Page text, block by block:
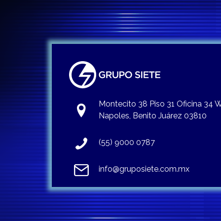
Montecito 38 Piso 31 Oficina 34
Napoles, Benito Juárez 03810
(55) 9000 0787
info@gruposiete.com.mx